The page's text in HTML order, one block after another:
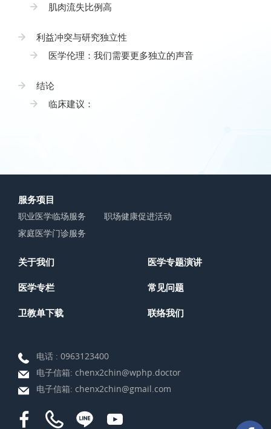
肌肉流失比例高
利益冲突与研究独立性
医学伦理：我们需要更多独立的声音
结论
临床建议：
服务项目
职业医学临场服务
职场健康促进活动
家庭医学门诊服务
关于我们 医学专题演讲
医学专栏 常见问题
卫教单下载 联络我们
电话 : 0963123400
电子信箱: chenx2chin@wphp.doctor
电子信箱: chenx2chin@gmail.com